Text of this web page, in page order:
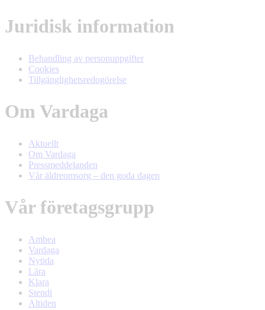
Juridisk information
Behandling av personuppgifter
Cookies
Tillgänglighetsredogörelse
Om Vardaga
Aktuellt
Om Vardaga
Pressmeddelanden
Vår äldreomsorg – den goda dagen
Vår företagsgrupp
Ambea
Vardaga
Nytida
Lära
Klara
Stendi
Altiden